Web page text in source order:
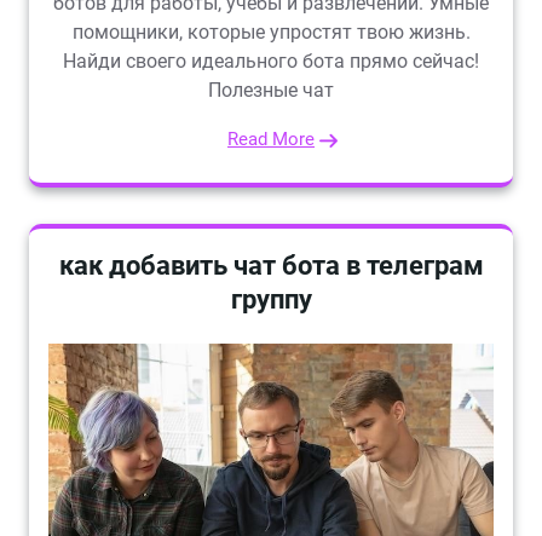
помощники, которые упростят твою жизнь.
Найди своего идеального бота прямо сейчас!
Полезные чат
Read More
как добавить чат бота в телеграм
группу